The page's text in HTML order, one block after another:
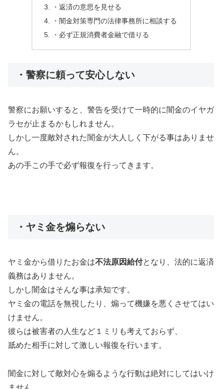
・返済の意思を見せる
・闇金対策専門の法律事務所に相談する
・必ず正規消費者金融で借りる
・警察に頼って安心しない
警察にお願いすると、警告を受けて一時的に闇金のイヤガ
ラセが止まるかもしれません。
しかし一度敵対された闇金が大人しく下がる事はありませ
ん。
あの手この手で必ず報復を行ってきます。
・ヤミ金を煽らない
ヤミ金から借りたお金は不法原因給付となり、法的に返済
義務はありません。
しかし闇金はそんな事は承知です。
ヤミ金の電話を無視したり、煽って機嫌を悪くさせてはい
けません。
彼らは被害者の人生など１ミリも考えておらず、
舐めた相手に対して激しい報復を行います。
闇金に対して敵対心を煽るような行動は絶対にしてはいけ